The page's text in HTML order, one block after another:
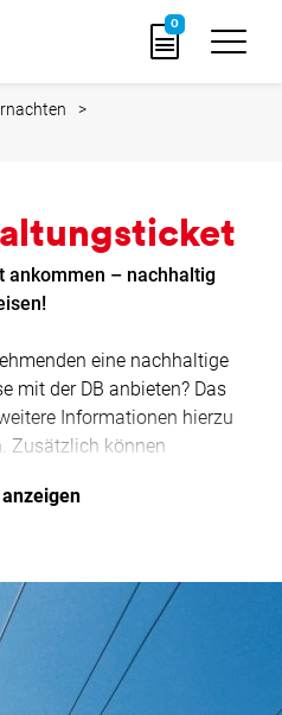
0
ankommen – nachhaltig
eine nachhaltige
mit der DB anbieten? Das
Informationen hierzu
Zusätzlich können
(ab ca. 6 Monate im
zum Angebot der
Bahn AG.
ist nur Vermittler.